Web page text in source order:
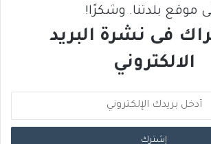
موقع بلدتنا. وشكرًا!
فى نشرة البريد
الالكتروني